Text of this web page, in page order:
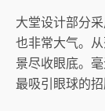
大堂设计部分
也非常大气。
景尽收眼底。
最吸引眼球的招